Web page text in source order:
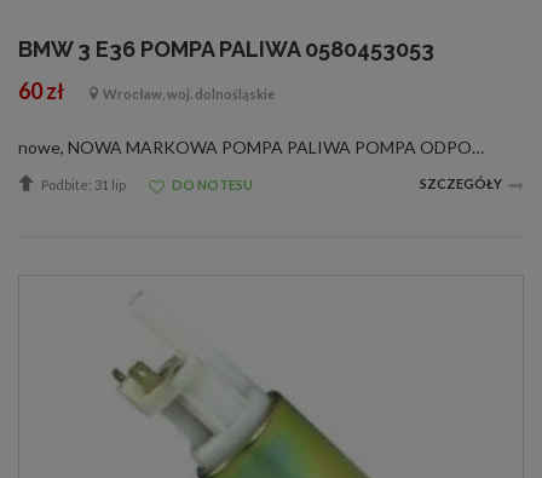
BMW 3 E36 POMPA PALIWA 0580453053
60 zł Wrocław, woj. dolnośląskie
nowe, NOWA MARKOWA POMPA PALIWA POMPA ODPOWIADA NUMEROM ORYGINAŁU : 0580453053, 0 580 453 053Pompy mają zastosowanie między innymi w następujących samochodach: BMW - 3 (E36) - 316 i 09.90-09.93BMW - 3 (E36) - 316 i 09.90-09.93 BMW - 3 (E36) - 316 i 0...
Podbite: 31 lip DO NOTESU SZCZEGÓŁY